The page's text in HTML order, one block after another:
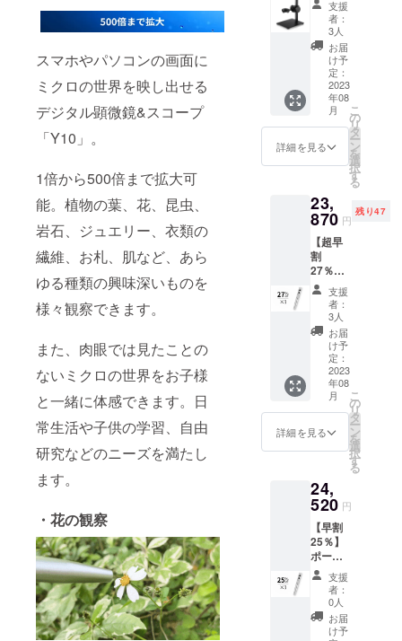
スマホやパソコンの画面に
ミクロの世界を映し出せる
デジタル顕微鏡&スコープ
「Y10」。
1倍から500倍まで拡大可
能。植物の葉、花、昆虫、
岩石、ジュエリー、衣類の
繊維、お札、肌など、あら
ゆる種類の興味深いものを
様々観察できます。
また、肉眼では見たことの
ないミクロの世界をお子様
と一緒に体感できます。日
常生活や子供の学習、自由
研究などのニーズを満たし
ます。
・花の観察
届けするた
めの、日本
市場進出を
サポートし
ています。
製品の販売
だけでなく
運営にまで
で、日本の
皆様のニー
ズを十分に
満たす製品
をご提供し
続けること
が弊社の目
標となって
おります。
製品及び配
送に関する
お問い合わ
support@gat
her-tech.jp
円（税
込） ※
送料無
料（日
本国内
限定）
内容
物： ス
タンド
×1 ※顕
微鏡
トは別
途でご
支援購
入いた
だく必
要があ
りま
す。
支援
者：
3人
お届
け予
定：
2023
年08
月
詳細を見る
こ
の
リ
タ
ー
ン
を
選
択
す
る
23,
870 円
残り47
【超早
割
27％】
ポータ
ブル顕
微鏡
「Y10
」×1 定
価：
32,698
円（税
込） ※
送料無
料（日
本国内
物：
「Y10
」本体
×1 WiFi
アダプ
ター×1
データ
ケーブ
ル1.5ｍ
×1 ルー
ラー×1
支援
者：
3人
お届
け予
定：
2023
年08
月
詳細を見る
こ
の
リ
タ
ー
ン
を
選
択
す
る
24,
520 円
【早割
25％】
ポータ
ブル顕
微鏡
「Y10
」×1 定
価：
支援
者：
0人
お届
け予